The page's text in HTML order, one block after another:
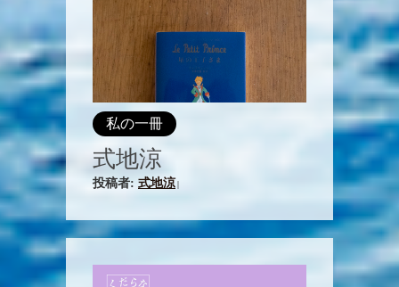
私の一冊
式地涼
投稿者: 式地涼